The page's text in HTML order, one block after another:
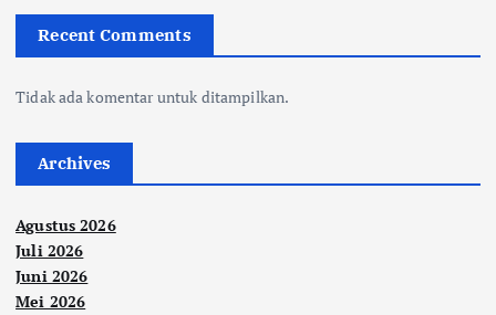
Recent Comments
Tidak ada komentar untuk ditampilkan.
Archives
Agustus 2026
Juli 2026
Juni 2026
Mei 2026